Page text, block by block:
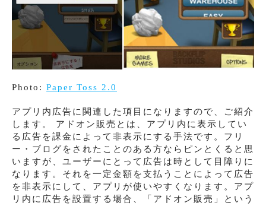
Photo: Paper Toss 2.0
アプリ内広告に関連した項目になりますので、ご紹介
します。 アドオン販売とは、アプリ内に表示してい
る広告を課金によって非表示にする手法です。フリ
ー・ブログをされたことのある方ならピンとくると思
いますが、ユーザーにとって広告は時として目障りに
なります。それを一定金額を支払うことによって広告
を非表示にして、アプリが使いやすくなります。アプ
リ内に広告を設置する場合、「アドオン販売」という